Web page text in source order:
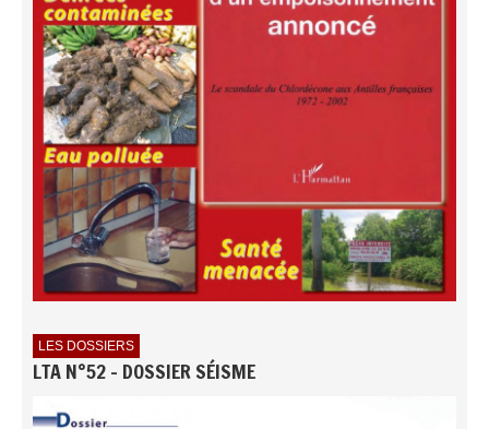
LES DOSSIERS
LTA N°52 - DOSSIER SÉISME